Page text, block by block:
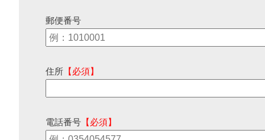
郵便番号
住所 【必須】
電話番号 【必須】